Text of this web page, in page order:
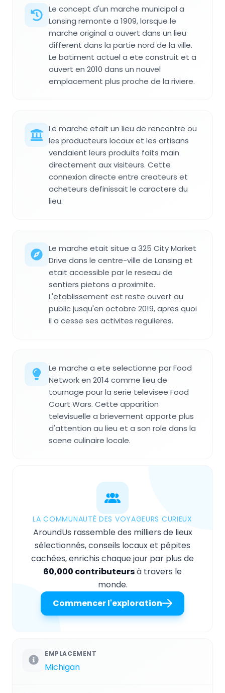
Le concept d'un marche municipal a
Lansing remonte a 1909, lorsque le
marche original a ouvert dans un lieu
different dans la partie nord de la ville.
Le batiment actuel a ete construit et a
ouvert en 2010 dans un nouvel
emplacement plus proche de la riviere.
Le marche etait un lieu de rencontre ou
les producteurs locaux et les artisans
vendaient leurs produits faits main
directement aux visiteurs. Cette
connexion directe entre createurs et
acheteurs definissait le caractere du
lieu.
Le marche etait situe a 325 City Market
Drive dans le centre-ville de Lansing et
etait accessible par le reseau de
sentiers pietons a proximite.
L'etablissement est reste ouvert au
public jusqu'en octobre 2019, apres quoi
il a cesse ses activites regulieres.
Le marche a ete selectionne par Food
Network en 2014 comme lieu de
tournage pour la serie televisee Food
Court Wars. Cette apparition
televisuelle a brievement apporte plus
d'attention au lieu et a son role dans la
scene culinaire locale.
LA COMMUNAUTÉ DES VOYAGEURS CURIEUX
AroundUs rassemble des milliers de lieux
sélectionnés, conseils locaux et pépites
cachées, enrichis chaque jour par plus de
60,000 contributeursà travers le
monde.
Commencer l'exploration
EMPLACEMENT
Michigan